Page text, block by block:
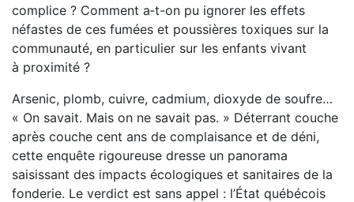
complice ? Comment a‑t-on pu ignorer les effets
néfastes de ces fumées et poussières toxiques sur la
communauté, en particulier sur les enfants vivant
à proximité ?
Arsenic, plomb, cuivre, cadmium, dioxyde de soufre…
« On savait. Mais on ne savait pas. » Déterrant couche
après couche cent ans de complaisance et de déni,
cette enquête rigoureuse dresse un panorama
saisissant des impacts écologiques et sanitaires de la
fonderie. Le verdict est sans appel : l’État québécois